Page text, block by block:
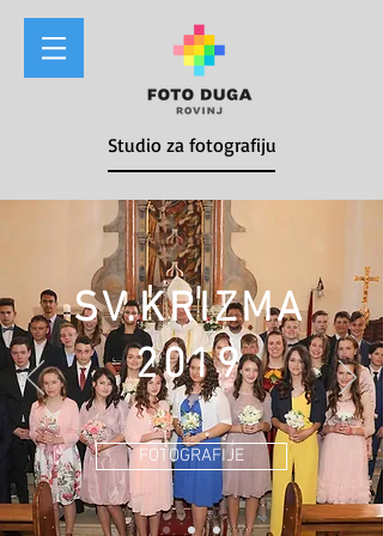
Studio za fotografiju
SV.KRIZMA
2019
FOTOGRAFIJE